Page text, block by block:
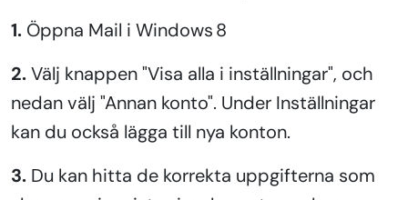
1. Öppna Mail i Windows 8
2.Välj knappen "Visa alla i inställningar", och
nedan välj "Annan konto". Under Inställningar
kan du också lägga till nya konton.
3. Du kan hitta de korrekta uppgifterna som